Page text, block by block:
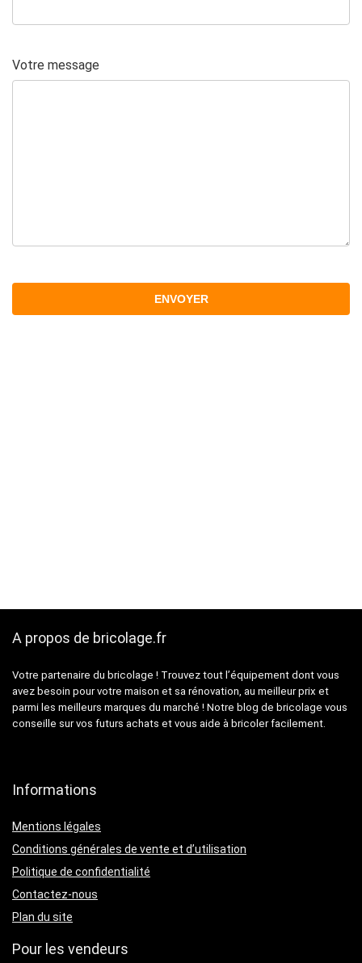
Votre message
A propos de bricolage.fr
Votre partenaire du bricolage ! Trouvez tout l’équipement dont vous
avez besoin pour votre maison et sa rénovation, au meilleur prix et
parmi les meilleurs marques du marché ! Notre blog de bricolage vous
conseille sur vos futurs achats et vous aide à bricoler facilement.
Informations
Mentions légales
Conditions générales de vente et d’utilisation
Politique de confidentialité
Contactez-nous
Plan du site
Pour les vendeurs